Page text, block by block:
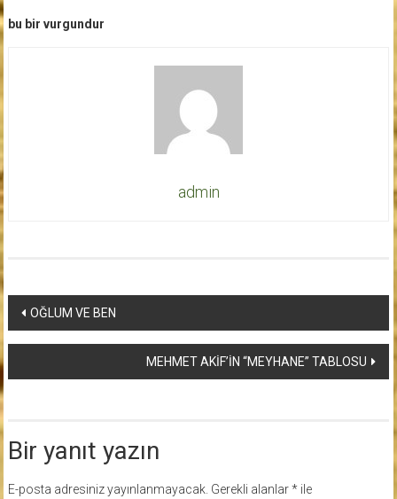
bu bir vurgundur
admin
Yazı
dolaşımı
OĞLUM VE BEN
MEHMET AKİF’İN “MEYHANE” TABLOSU
Bir yanıt yazın
E-posta adresiniz yayınlanmayacak. Gerekli alanlar*ile